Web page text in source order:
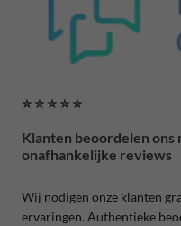
⭐ ⭐ ⭐ ⭐ ⭐
Klanten beoordelen ons
onafhankelijke reviews
Wij nodigen onze klanten
ervaringen. Authentieke